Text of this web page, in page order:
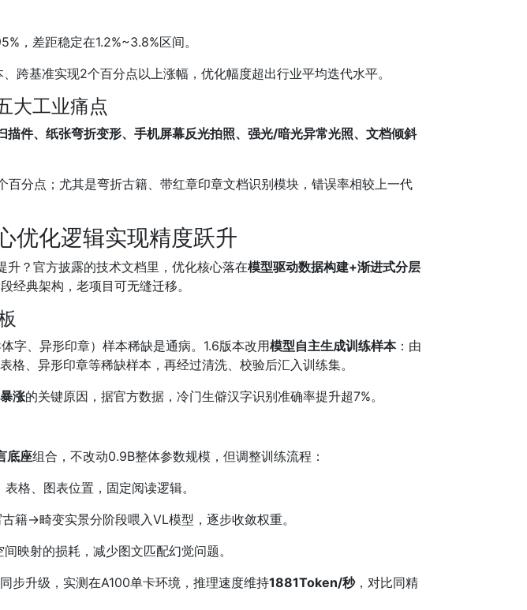
，差距稳定在1.2%~3.8%区间。
跨基准实现2个百分点以上涨幅，优化幅度超出行业平均迭代水平。
大工业痛点
描件、纸张弯折变形、手机屏幕反光拍照、强光/暗光异常光照、文档倾斜
分点；尤其是弯折古籍、带红章印章文档识别模块，错误率相较上一代
优化逻辑实现精度跃升
？官方披露的技术文档里，优化核心落在模型驱动数据构建+渐进式分层
典架构，老项目可无缝迁移。
字、异形印章）样本稀缺是通病。1.6版本改用模型自主生成训练样本：由
、异形印章等稀缺样本，再经过清洗、校验后汇入训练集。
涨的关键原因，据官方数据，冷门生僻汉字识别准确率提升超7%。
底座组合，不改动0.9B整体参数规模，但调整训练流程：
格、图表位置，固定阅读逻辑。
→畸变实景分阶段喂入VL模型，逐步收敛权重。
映射的损耗，减少图文匹配幻觉问题。
步升级，实测在A100单卡环境，推理速度维持1881Token/秒，对比同精